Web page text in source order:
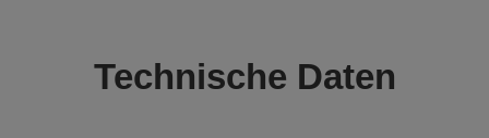
Technische Daten